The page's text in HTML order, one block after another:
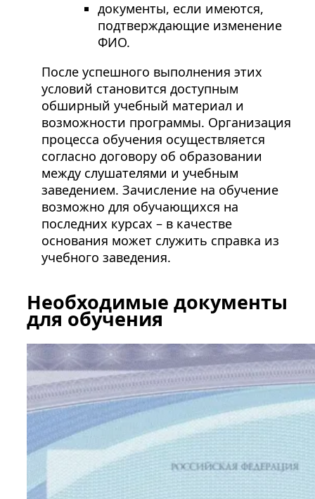
документы, если имеются,
подтверждающие изменение
ФИО.
После успешного выполнения этих
условий становится доступным
обширный учебный материал и
возможности программы. Организация
процесса обучения осуществляется
согласно договору об образовании
между слушателями и учебным
заведением. Зачисление на обучение
возможно для обучающихся на
последних курсах – в качестве
основания может служить справка из
учебного заведения.
Необходимые документы
для обучения